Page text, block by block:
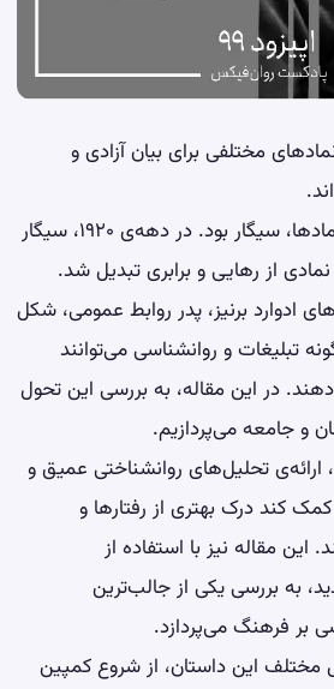
مختلفی برای بیان آزادی و
یکی از عجیب‌ترین این نمادها، سیگار بود. در دهه‌ی ۱۹۲۰، سیگار
از رهایی و برابری تبدیل شد.
ادوارد برنیز، پدر روابط عمومی، شکل
تبلیغات و روانشناسی می‌توانند
در این مقاله، به بررسی این تحول
و جامعه می‌پردازیم.
تحلیل‌های روانشناختی عمیق و
کند درک بهتری از رفتارها و
این مقاله نیز با استفاده از
به بررسی یکی از جالب‌ترین
بر فرهنگ می‌پردازد.
مختلف این داستان، از شروع کمپین